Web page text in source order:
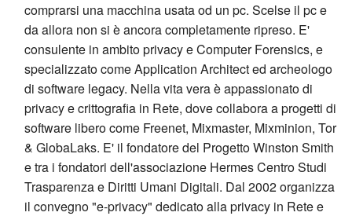
comprarsi una macchina usata od un pc. Scelse il pc e
da allora non si è ancora completamente ripreso. E'
consulente in ambito privacy e Computer Forensics, e
specializzato come Application Architect ed archeologo
di software legacy. Nella vita vera è appassionato di
privacy e crittografia in Rete, dove collabora a progetti di
software libero come Freenet, Mixmaster, Mixminion, Tor
& GlobaLaks. E' il fondatore del Progetto Winston Smith
e tra i fondatori dell'associazione Hermes Centro Studi
Trasparenza e Diritti Umani Digitali. Dal 2002 organizza
il convegno "e-privacy" dedicato alla privacy in Rete e